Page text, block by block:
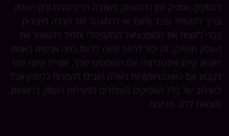
לעסקים מספיק זמן להתעסק בשגרה הדיגיטלית ולכן העסק
צריך להעמיד עובד מיועד או להתנהל מול חברה חיצונית
בכדי למצות את הפוטנציאל המקסימלי ותמיד להשאיר את
העסק מעודכן. זה יכול להיות קשה לדעת כמה אנשים באמת
ראו או קיימו אינטגרציה עם הפוסטים שלך, ואפילו קשה יותר
לקבוע אם האינטראקציות האלה הובילו להמרות כלשהן אבל
בשילוב של כלל האפיקים העומדים לפעילות העסק ברשתות,
תוצאות לרוב מגיעות.